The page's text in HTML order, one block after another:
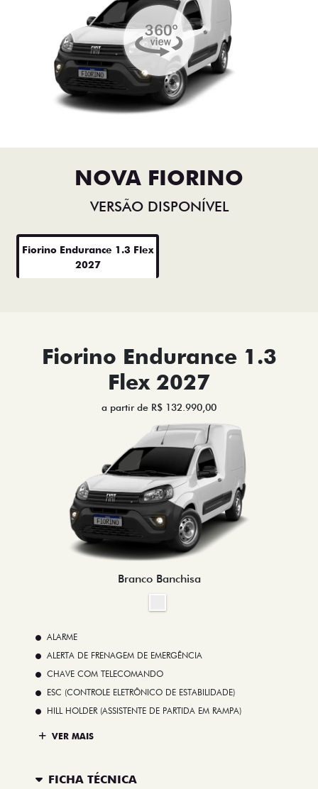
NOVA FIORINO
VERSÃO DISPONÍVEL
Fiorino Endurance 1.3 Flex
2027
Fiorino Endurance 1.3
Flex 2027
a partir de R$ 132.990,00
Branco Banchisa
ALARME
ALERTA DE FRENAGEM DE EMERGÊNCIA
CHAVE COM TELECOMANDO
ESC (CONTROLE ELETRÔNICO DE ESTABILIDADE)
HILL HOLDER (ASSISTENTE DE PARTIDA EM RAMPA)
VER MAIS
FICHA TÉCNICA